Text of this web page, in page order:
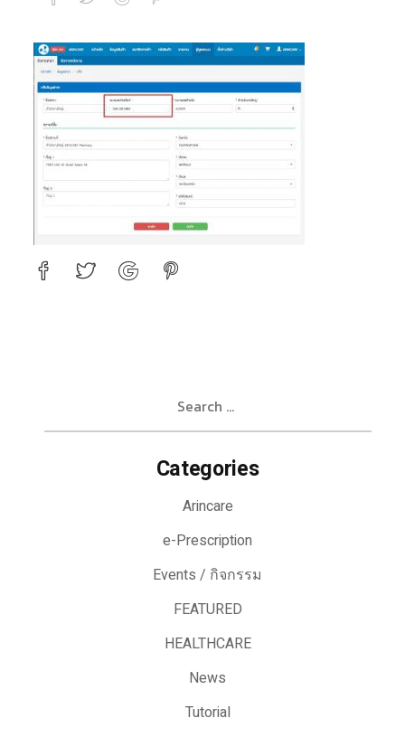
8
Categories
Arincare
e-Prescription
Events / กิจกรรม
FEATURED
HEALTHCARE
News
Tutorial